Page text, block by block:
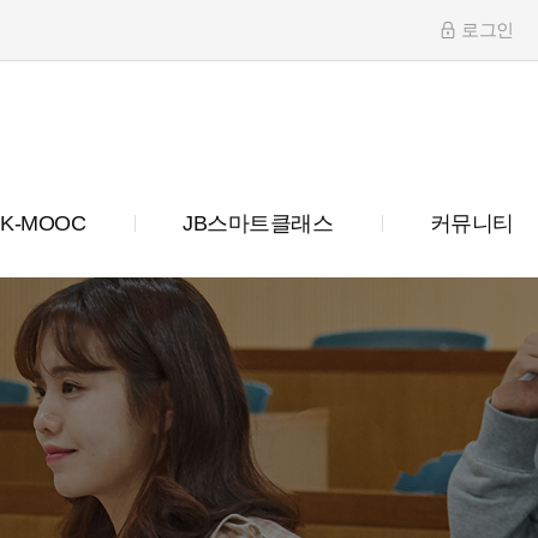
로그인
K-MOOC JB스마트클래스 커뮤니티